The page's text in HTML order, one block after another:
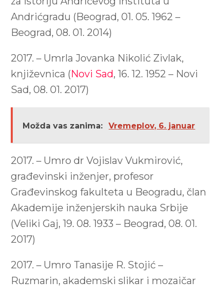
Andrićgradu (Beograd, 01. 05. 1962 –
Beograd, 08. 01. 2014)
2017. – Umrla Jovanka Nikolić Zivlak,
književnica (Novi Sad, 16. 12. 1952 – Novi
Sad, 08. 01. 2017)
Možda vas zanima: Vremeplov, 6. januar
2017. – Umro dr Vojislav Vukmirović,
građevinski inženjer, profesor
Građevinskog fakulteta u Beogradu, član
Akademije inženjerskih nauka Srbije
(Veliki Gaj, 19. 08. 1933 – Beograd, 08. 01.
2017)
2017. – Umro Tanasije R. Stojić –
Ruzmarin, akademski slikar i mozaičar